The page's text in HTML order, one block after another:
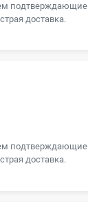
Mitsubishi
подтверждающие
доставка.
подтверждающие
доставка.